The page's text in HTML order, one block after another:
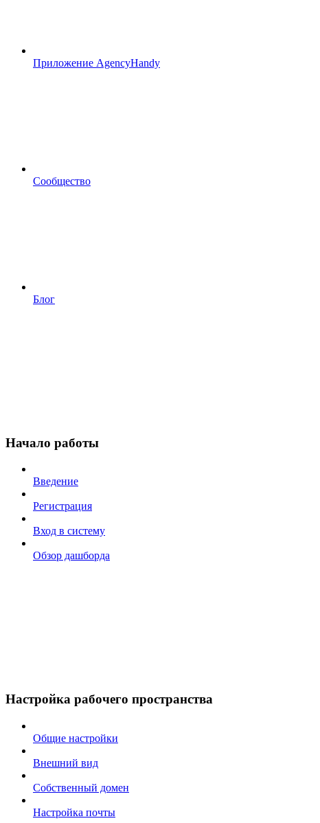
Приложение AgencyHandy
Сообщество
Блог
Начало работы
Введение
Регистрация
Вход в систему
Обзор дашборда
Настройка рабочего пространства
Общие настройки
Внешний вид
Собственный домен
Настройка почты